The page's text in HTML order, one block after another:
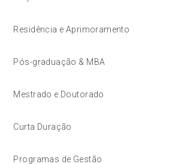
Residência e Aprimoramento
Pós-graduação & MBA
Mestrado e Doutorado
Curta Duração
Programas de Gestão